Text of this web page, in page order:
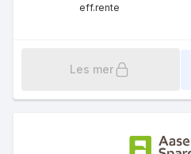
eff.rente
Les mer